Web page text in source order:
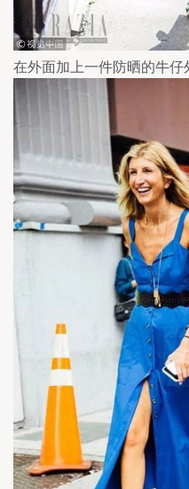
在外面加上一件防晒的牛仔